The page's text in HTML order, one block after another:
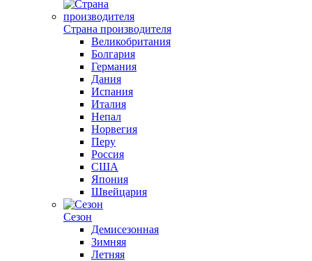
Страна производителя
Великобритания
Болгария
Германия
Дания
Испания
Италия
Непал
Норвегия
Перу
Россия
США
Япония
Швейцария
Сезон
Демисезонная
Зимняя
Летняя